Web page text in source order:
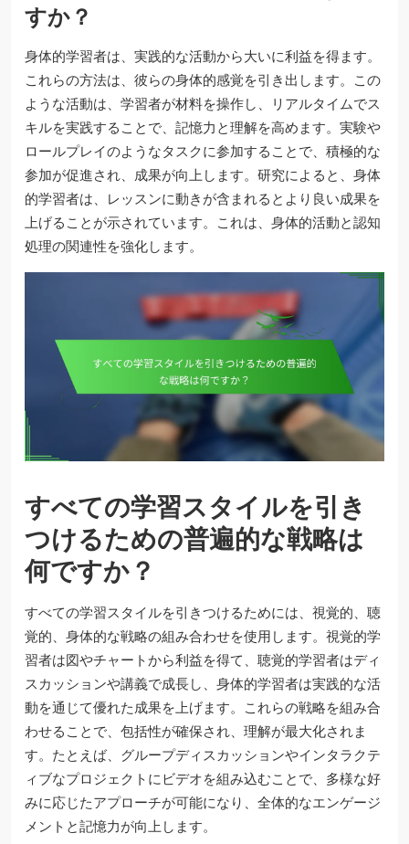
すか？
身体的学習者は、実践的な活動から大いに利益を得ます。
これらの方法は、彼らの身体的感覚を引き出します。この
ような活動は、学習者が材料を操作し、リアルタイムでス
キルを実践することで、記憶力と理解を高めます。実験や
ロールプレイのようなタスクに参加することで、積極的な
参加が促進され、成果が向上します。研究によると、身体
的学習者は、レッスンに動きが含まれるとより良い成果を
上げることが示されています。これは、身体的活動と認知
処理の関連性を強化します。
すべての学習スタイルを引き
つけるための普遍的な戦略は
何ですか？
すべての学習スタイルを引きつけるためには、視覚的、聴
覚的、身体的な戦略の組み合わせを使用します。視覚的学
習者は図やチャートから利益を得て、聴覚的学習者はディ
スカッションや講義で成長し、身体的学習者は実践的な活
動を通じて優れた成果を上げます。これらの戦略を組み合
わせることで、包括性が確保され、理解が最大化されま
す。たとえば、グループディスカッションやインタラクテ
ィブなプロジェクトにビデオを組み込むことで、多様な好
みに応じたアプローチが可能になり、全体的なエンゲージ
メントと記憶力が向上します。